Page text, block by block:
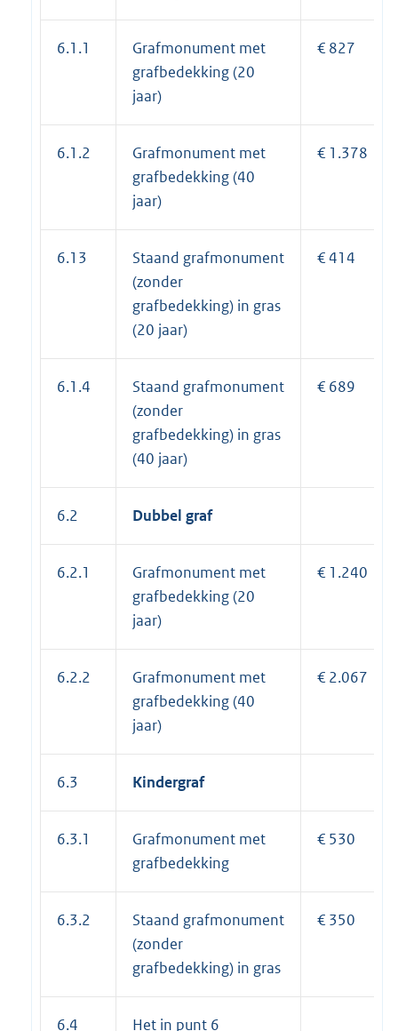
6.1.1
Grafmonument met
grafbedekking (20
jaar)
€ 827
6.1.2
Grafmonument met
grafbedekking (40
jaar)
€ 1.378
6.13
Staand grafmonument
(zonder
grafbedekking) in gras
(20 jaar)
€ 414
6.1.4
Staand grafmonument
(zonder
grafbedekking) in gras
(40 jaar)
€ 689
6.2 Dubbel graf
6.2.1
Grafmonument met
grafbedekking (20
jaar)
€ 1.240
6.2.2
Grafmonument met
grafbedekking (40
jaar)
€ 2.067
6.3 Kindergraf
6.3.1
Grafmonument met
grafbedekking
€ 530
6.3.2
Staand grafmonument
(zonder
grafbedekking) in gras
€ 350
6.4 Het in punt 6